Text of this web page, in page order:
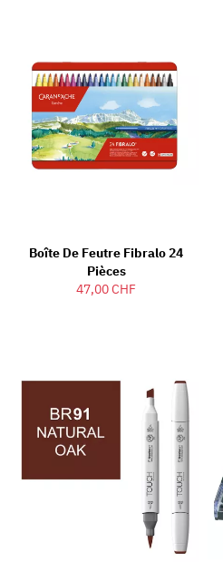
Boîte De Feutre Fibralo 24
Pièces
47,00 CHF